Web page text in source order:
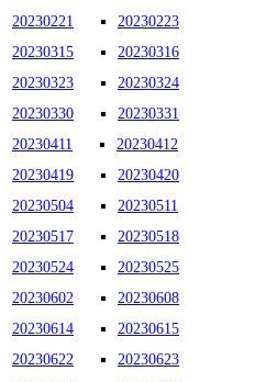
20230221
20230223
20230315
20230316
20230323
20230324
20230330
20230331
20230411
20230412
20230419
20230420
20230504
20230511
20230517
20230518
20230524
20230525
20230602
20230608
20230614
20230615
20230622
20230623